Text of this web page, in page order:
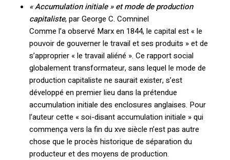
« Accumulation initiale » et mode de production
capitaliste, par George C. Comninel
Comme l’a observé Marx en 1844, le capital est « le
pouvoir de gouverner le travail et ses produits » et de
s’approprier « le travail aliéné ». Ce rapport social
globalement transformateur, sans lequel le mode de
production capitaliste ne saurait exister, s’est
développé en premier lieu dans la prétendue
accumulation initiale des enclosures anglaises. Pour
l’auteur cette « soi-disant accumulation initiale » qui
commença vers la fin du xve siècle n’est pas autre
chose que le procès historique de séparation du
producteur et des moyens de production.